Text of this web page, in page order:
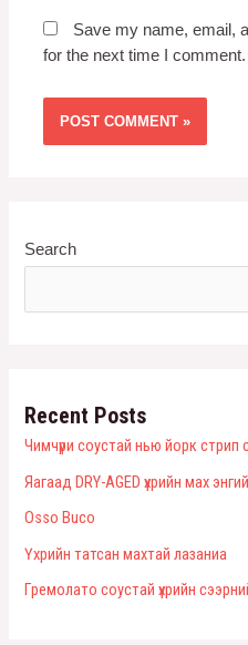
Search
Recent Posts
Чимчүри соустай нью йорк стрип
Яагаад DRY-AGED үхрийн мах
Оsso Buco
Үхрийн татсан махтай лазаниа
Гремолато соустай үхрийн
Save my name, email,
for the next time I comment.